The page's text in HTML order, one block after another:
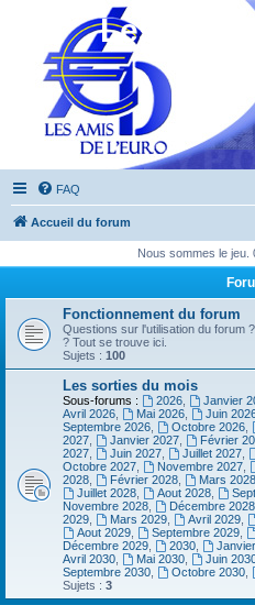
Les Amis
FAQ
Accueil du forum
Nous sommes le jeu.
Fonctionnement du forum
Questions sur l'utilisation du forum
? Tout se trouve ici.
Sujets : 100
Les sorties du mois
Sous-forums : 2026, Janvier
Avril 2026
Mai 2026, Juin
Septembre 2026
Octobre 2026,
2027
Janvier 2027, Février
2027
Juin 2027, Juillet 2027,
Octobre 2027
Novembre 2027,
2028
Février 2028, Mars 2028
Juillet 2028, Aout 2028,
Novembre 2028
Décembre 2028,
2029
Mars 2029, Avril 2029,
Aout 2029, Septembre 2029,
Décembre 2029
2030,
Avril 2030
Mai 2030, Juin
Septembre 2030
Octobre 2030,
Sujets : 3